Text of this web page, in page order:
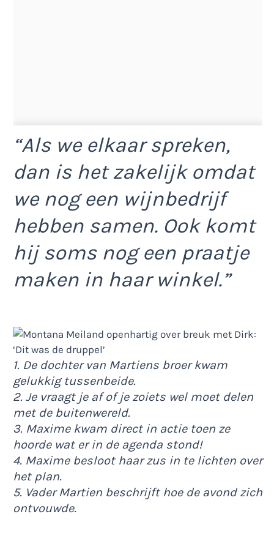
“Als we elkaar spreken,
dan is het zakelijk omdat
we nog een wijnbedrijf
hebben samen. Ook komt
hij soms nog een praatje
maken in haar winkel.”
1. De dochter van Martiens broer kwam
gelukkig tussenbeide.
2. Je vraagt je af of je zoiets wel moet delen
met de buitenwereld.
3. Maxime kwam direct in actie toen ze
hoorde wat er in de agenda stond!
4. Maxime besloot haar zus in te lichten over
het plan.
5. Vader Martien beschrijft hoe de avond zich
ontvouwde.